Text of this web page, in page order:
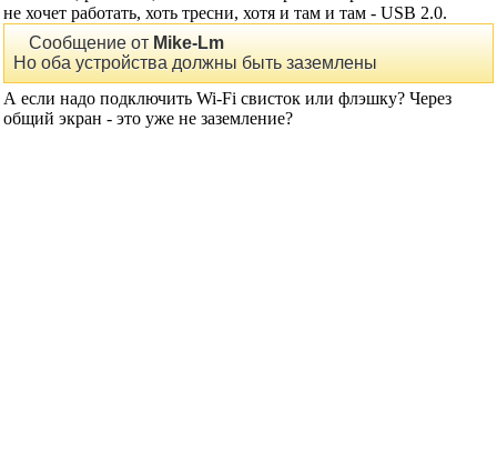
Делал метров на 10 USB удлинитель, вышеописанным
способом, работало, но только со старой материнкой. С новой
не хочет работать, хоть тресни, хотя и там и там - USB 2.0.
Сообщение отMike-Lm
Но оба устройства должны быть заземлены